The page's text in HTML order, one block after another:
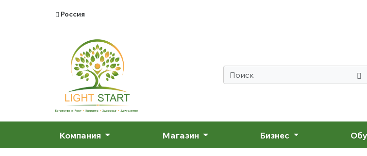
Россия
Компания Магазин Бизнес